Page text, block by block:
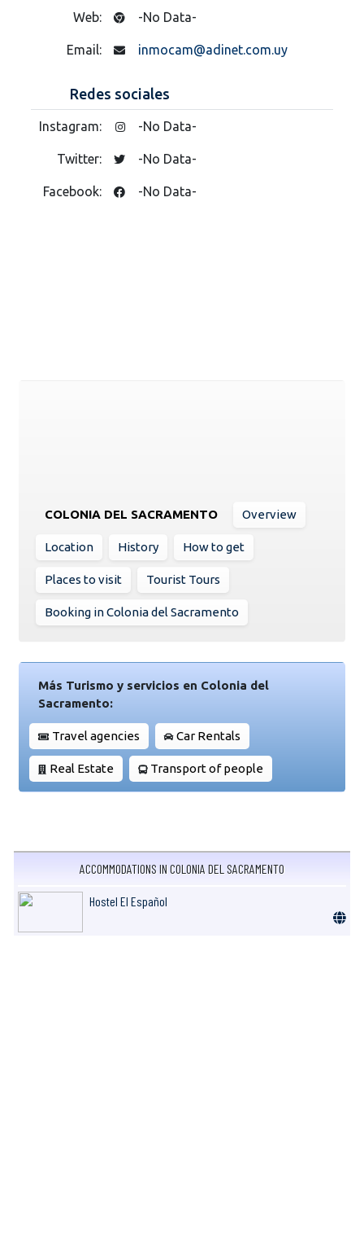
Web: -No Data-
Email: inmocam@adinet.com.uy
Redes sociales
Instagram: -No Data-
Twitter: -No Data-
Facebook: -No Data-
COLONIA DEL SACRAMENTO Overview
Location History How to get
Places to visit Tourist Tours
Booking in Colonia del Sacramento
Más Turismo y servicios en Colonia del
Sacramento:
Travel agencies Car Rentals
Real Estate Transport of people
ACCOMMODATIONS IN COLONIA DEL SACRAMENTO
Hostel El Español